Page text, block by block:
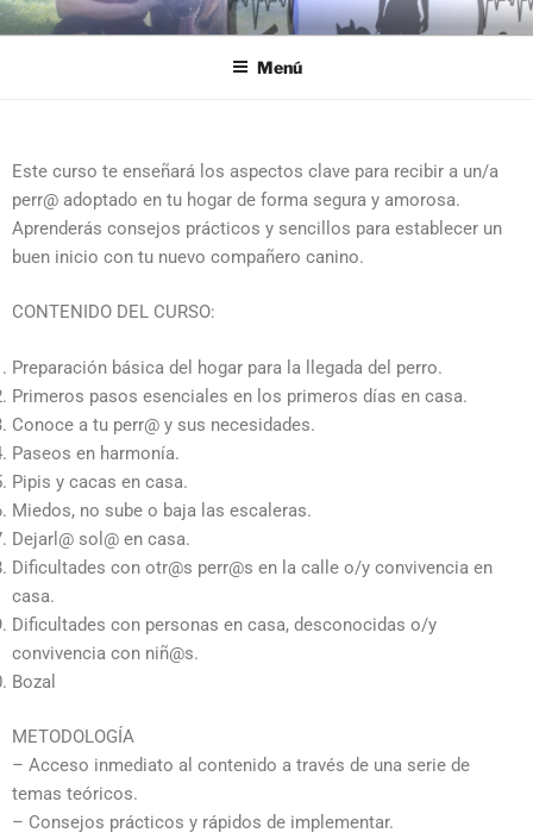
VIDA Y PERROS
Educación canina para todas las edades. Ofrecemos métodos y
Menú
Este curso te enseñará los aspectos clave para recibir a un/a
perr@ adoptado en tu hogar de forma segura y amorosa.
Aprenderás consejos prácticos y sencillos para establecer un
buen inicio con tu nuevo compañero canino.
CONTENIDO DEL CURSO:
Preparación básica del hogar para la llegada del perro.
Primeros pasos esenciales en los primeros días en casa.
Conoce a tu perr@ y sus necesidades.
Paseos en harmonía.
Pipis y cacas en casa.
Miedos, no sube o baja las escaleras.
Dejarl@ sol@ en casa.
Dificultades con otr@s perr@s en la calle o/y convivencia en
casa.
Dificultades con personas en casa, desconocidas o/y
convivencia con niñ@s.
Bozal
METODOLOGÍA
– Acceso inmediato al contenido a través de una serie de
temas teóricos.
– Consejos prácticos y rápidos de implementar.